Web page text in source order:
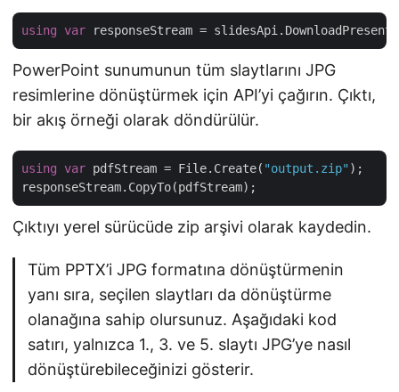
using var responseStream =
PowerPoint sunumunun tüm slaytlarını JPG
resimlerine dönüştürmek için API’yi çağırın. Çıktı,
bir akış örneği olarak döndürülür.
using var pdfStream = File.Create( "output.zip" );
Çıktıyı yerel sürücüde zip arşivi olarak kaydedin.
Tüm PPTX’i JPG formatına dönüştürmenin
yanı sıra, seçilen slaytları da dönüştürme
olanağına sahip olursunuz. Aşağıdaki kod
satırı, yalnızca 1., 3. ve 5. slaytı JPG’ye nasıl
dönüştürebileceğinizi gösterir.